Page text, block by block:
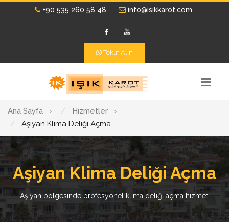
+90 535 260 58 48 info@isikkarot.com
Teklif Alın
Ana Sayfa › Hizmetler
›
Aşiyan Klima Deliği Açma
Aşiyan Klima Deliği Açma
Aşiyan bölgesinde profesyonel klima deliği açma hizmeti